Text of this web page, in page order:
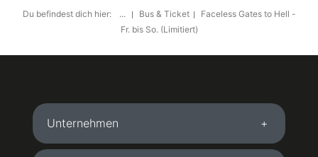
Du befindest dich hier: ... Bus & Ticket
Faceless Gates to Hell -
Fr. bis So. (Limitiert)
Unternehmen